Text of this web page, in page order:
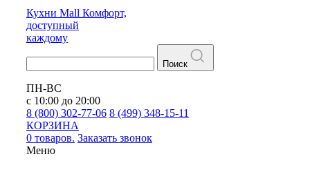
Кухни Mall Комфорт,
доступный
каждому
Поиск
ПН-ВС
с 10:00 до 20:00
8 (800) 302-77-06 8 (499) 348-15-11
КОРЗИНА
0 товаров. Заказать звонок
Меню